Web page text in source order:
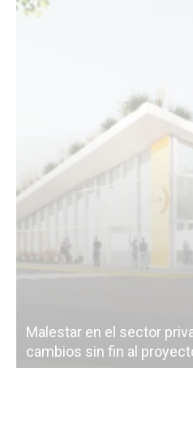
Malestar en el sector
cambios sin fin al